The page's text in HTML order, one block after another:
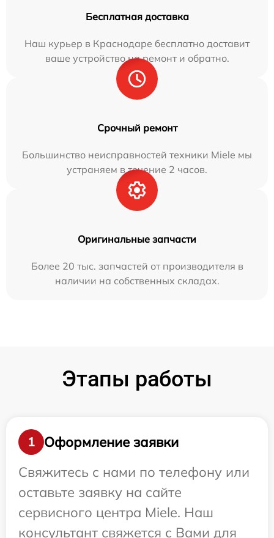
Бесплатная доставка
Наш курьер в Краснодаре бесплатно доставит
ваше устройство на ремонт и обратно.
Срочный ремонт
Большинство неисправностей техники Miele мы
устраняем в течение 2 часов.
Оригинальные запчасти
Более 20 тыс. запчастей от производителя в
наличии на собственных складах.
Этапы работы
1
Оформление заявки
Свяжитесь с нами по телефону или
оставьте заявку на сайте
сервисного центра Miele. Наш
консультант свяжется с Вами для